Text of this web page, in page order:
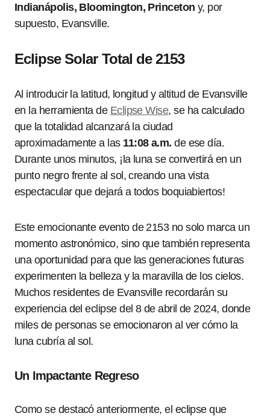
Indianápolis, Bloomington, Princeton y, por
supuesto, Evansville.
Eclipse Solar Total de 2153
Al introducir la latitud, longitud y altitud de Evansville
en la herramienta de Eclipse Wise, se ha calculado
que la totalidad alcanzará la ciudad
aproximadamente a las 11:08 a.m. de ese día.
Durante unos minutos, ¡la luna se convertirá en un
punto negro frente al sol, creando una vista
espectacular que dejará a todos boquiabiertos!
Este emocionante evento de 2153 no solo marca un
momento astronómico, sino que también representa
una oportunidad para que las generaciones futuras
experimenten la belleza y la maravilla de los cielos.
Muchos residentes de Evansville recordarán su
experiencia del eclipse del 8 de abril de 2024, donde
miles de personas se emocionaron al ver cómo la
luna cubría al sol.
Un Impactante Regreso
Como se destacó anteriormente, el eclipse que